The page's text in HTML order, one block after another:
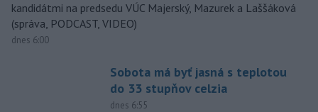
kandidátmi na predsedu VÚC Majerský, Mazurek a Laššáková
(správa, PODCAST, VIDEO)
dnes 6:00
Sobota má byť jasná s teplotou
do 33 stupňov celzia
dnes 6:55